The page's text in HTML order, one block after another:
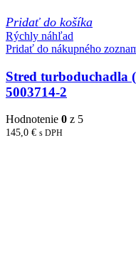
Pridať do košíka
Rýchly náhľad
Pridať do nákupného
Stred turboduchadla
5003714-2
Hodnotenie 0 z 5
145,0 € s DPH